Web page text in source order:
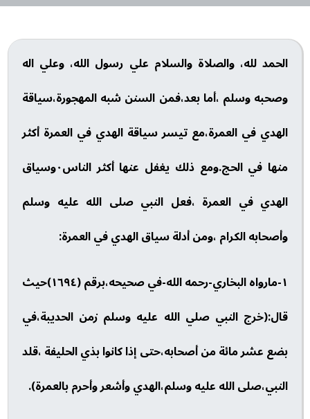
الحمد لله، والصلاة والسلام علي رسول الله، وعلي اله
وصحبه وسلم ،أما بعد،فمن السنن شبه المهجورة،سياقة
الهدي في العمرة،مع تيسر سياقة الهدي في العمرة أكثر
منها في الحج.ومع ذلك يغفل عنها أكثر الناس٠وسياق
الهدي في العمرة ،فعل النبي صلى الله عليه وسلم
وأصحابه الكرام ،ومن أدلة سياق الهدي في العمرة:
١-مارواه البخاري-رحمه الله-في صحيحه،برقم (١٦٩٤)حيث
قال:(خرج النبي صلي الله عليه وسلم زمن الحديبة،في
بضع عشر مائة من أصحابه،حتى إذا كانوا بذي الحليفة ،قلد
النبي،صلى الله عليه وسلم،الهدي وأشعر وأحرم بالعمرة).